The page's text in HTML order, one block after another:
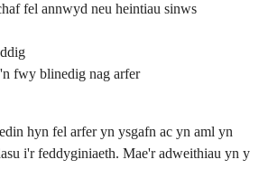
fel annwyd neu heintiau sinws
fwy blinedig nag arfer
hyn fel arfer yn ysgafn ac yn aml yn
i'r feddyginiaeth. Mae'r adweithiau yn y